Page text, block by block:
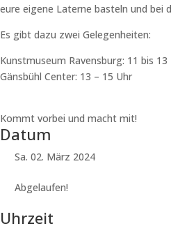
eure eigene Laterne basteln und bei
Es gibt dazu zwei Gelegenheiten:
Kunstmuseum Ravensburg: 11 bis
Gänsbühl Center: 13 – 15 Uhr
Kommt vorbei und macht mit!
Datum
Sa. 02. März 2024
Abgelaufen!
Uhrzeit